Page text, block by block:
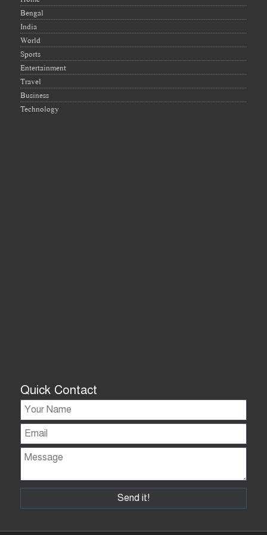
Bengal
India
World
Sports
Entertainment
Travel
Business
Technology
Quick Contact